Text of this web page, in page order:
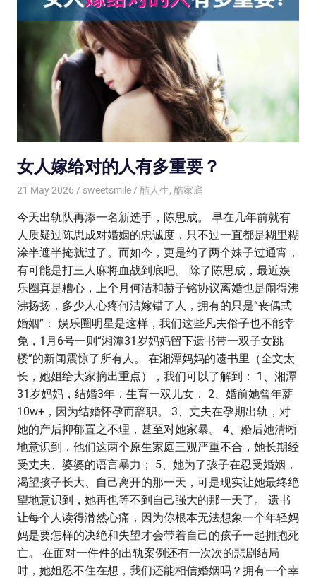
女人嫁给对的人有多重要？
21 May 2026 sweetsmile 酷人生, 酷家庭
今天出轨队再添一名新选手，陈思成。 早在几年前就有
人质疑过陈思成对婚姻的忠诚度，只不过一直都是糊里糊
涂半遮半掩就过了。而如今，更是约了两个妹子过通宵，
有可能是打三人麻将血战到底吧。 除了陈思成，最近娱
乐圈真是糟心，上个月何洁和赫子铭协议离婚也是闹得沸
沸扬扬，多少人心疼何洁嫁错了人，拥有的只是“丧偶式
婚姻”： 娱乐圈明星是这样，我们这些凡夫俗子也不能幸
免，1月6号一则“湘潭31岁妈妈留下遗书带一双子女跳
楼”的新闻震惊了所有人。 在湘潭妈妈的遗书里（全文太
长，她姐给大家摘出重点），我们可以了解到： 1、湘潭
31岁妈妈，结婚3年，生育一双儿女， 2、婚前她曾年薪
10w+，因为结婚怀孕而辞职。 3、丈夫在孕期出轨，对
她的产后抑郁置之不理，甚至对她家暴。 4、婚后她清晰
地意识到，他们这两个原生家庭三观严重不合，她长期经
受丈夫、婆婆的语言暴力； 5、她为了孩子在忍受婚姻，
渴望孩子长大、自己离开的那一天，可是现实让她最终绝
望地意识到，她再也等不到自己强大的那一天了。 遗书
让每个人读得潸然心痛，因为你根本无法想象一个年轻妈
妈是要怎样的决绝和失望才会带着自己的孩子一起拥抱死
亡。 在面对一件件的出轨案例还有一次次的悲剧结局
时，她姐忍不住在想，我们还能相信婚姻吗？拥有一个幸